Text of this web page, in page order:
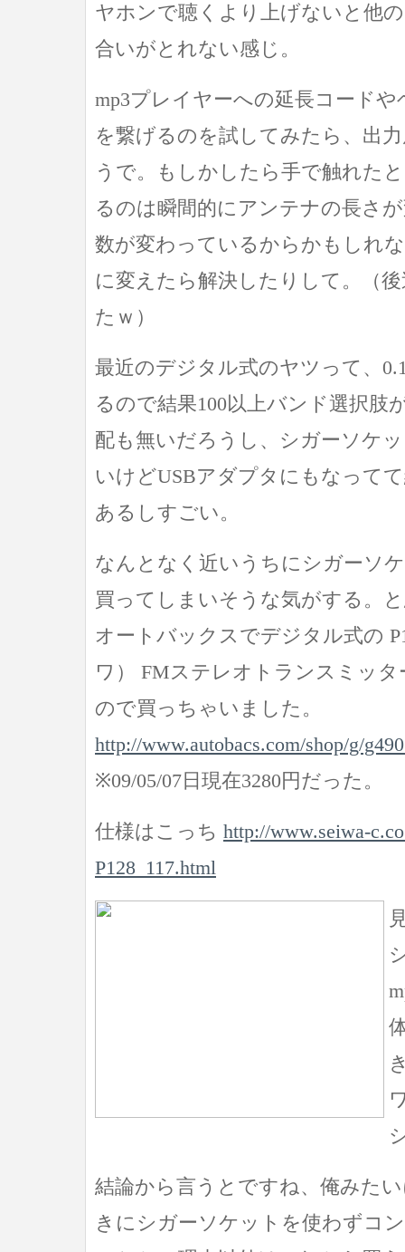
ヤホンで聴くより上げないと他
合いがとれない感じ。
mp3プレイヤーへの延長コード
を繋げるのを試してみたら、出
うで。もしかしたら手で触れた
るのは瞬間的にアンテナの長さ
数が変わっているからかもしれ
に変えたら解決したりして。（
たｗ）
最近のデジタル式のヤツって、
るので結果100以上バンド選択肢
配も無いだろうし、シガーソケ
いけどUSBアダプタにもなって
あるしすごい。
なんとなく近いうちにシガーソ
買ってしまいそうな気がする。
オートバックスでデジタル式の
ワ） FMステレオトランスミッ
ので買っちゃいました。
http://www.autobacs.com/shop/g/
※09/05/07日現在3280円だった。
仕様はこっち http://www.seiwa-
P128_117.html
結論から言うとですね、俺みた
きにシガーソケットを使わずコ